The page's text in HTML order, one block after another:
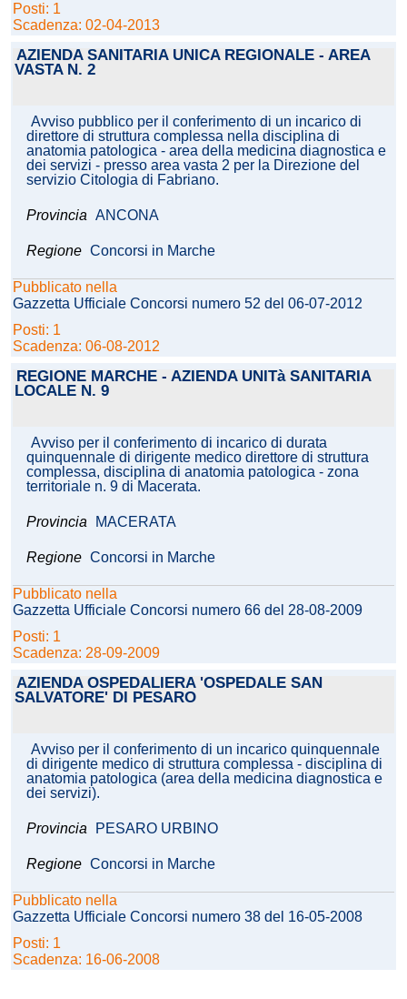
Posti: 1
Scadenza: 02-04-2013
AZIENDA SANITARIA UNICA REGIONALE - AREA
VASTA N. 2
Avviso pubblico per il conferimento di un incarico di
direttore di struttura complessa nella disciplina di
anatomia patologica - area della medicina diagnostica e
dei servizi - presso area vasta 2 per la Direzione del
servizio Citologia di Fabriano.
Provincia ANCONA
Regione Concorsi in Marche
Pubblicato nella
Gazzetta Ufficiale Concorsi numero 52 del 06-07-2012
Posti: 1
Scadenza: 06-08-2012
REGIONE MARCHE - AZIENDA UNITà SANITARIA
LOCALE N. 9
Avviso per il conferimento di incarico di durata
quinquennale di dirigente medico direttore di struttura
complessa, disciplina di anatomia patologica - zona
territoriale n. 9 di Macerata.
Provincia MACERATA
Regione Concorsi in Marche
Pubblicato nella
Gazzetta Ufficiale Concorsi numero 66 del 28-08-2009
Posti: 1
Scadenza: 28-09-2009
AZIENDA OSPEDALIERA 'OSPEDALE SAN
SALVATORE' DI PESARO
Avviso per il conferimento di un incarico quinquennale
di dirigente medico di struttura complessa - disciplina di
anatomia patologica (area della medicina diagnostica e
dei servizi).
Provincia PESARO URBINO
Regione Concorsi in Marche
Pubblicato nella
Gazzetta Ufficiale Concorsi numero 38 del 16-05-2008
Posti: 1
Scadenza: 16-06-2008